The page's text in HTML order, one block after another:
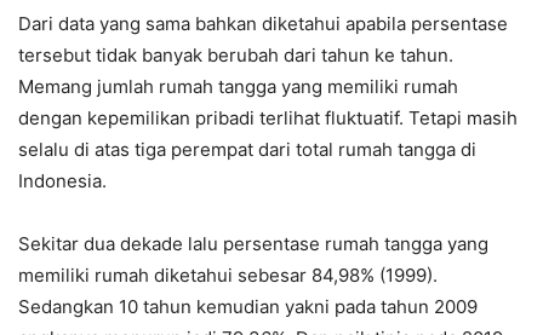
Dari data yang sama bahkan diketahui apabila persentase
tersebut tidak banyak berubah dari tahun ke tahun.
Memang jumlah rumah tangga yang memiliki rumah
dengan kepemilikan pribadi terlihat fluktuatif. Tetapi masih
selalu di atas tiga perempat dari total rumah tangga di
Indonesia.
Sekitar dua dekade lalu persentase rumah tangga yang
memiliki rumah diketahui sebesar 84,98% (1999).
Sedangkan 10 tahun kemudian yakni pada tahun 2009